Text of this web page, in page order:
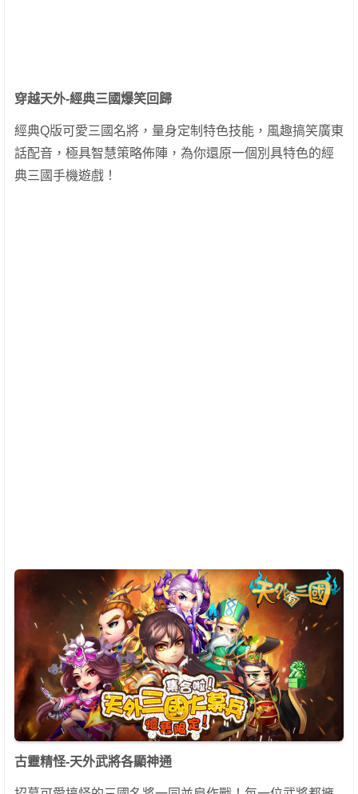
穿越天外-經典三國爆笑回歸
經典Q版可愛三國名將，量身定制特色技能，風趣搞笑廣東
話配音，極具智慧策略佈陣，為你還原一個別具特色的經
典三國手機遊戲！
古靈精怪-天外武將各顯神通